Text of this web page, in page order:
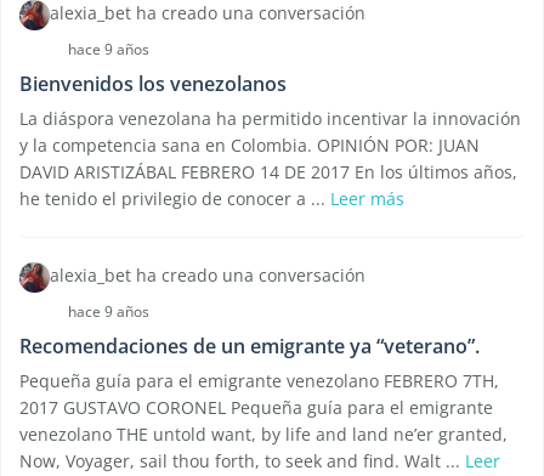
alexia_bet ha creado una conversación
hace 9 años
Bienvenidos los venezolanos
La diáspora venezolana ha permitido incentivar la innovación
y la competencia sana en Colombia. OPINIÓN POR: JUAN
DAVID ARISTIZÁBAL FEBRERO 14 DE 2017 En los últimos años,
he tenido el privilegio de conocer a ... Leer más
alexia_bet ha creado una conversación
hace 9 años
Recomendaciones de un emigrante ya “veterano”.
Pequeña guía para el emigrante venezolano FEBRERO 7TH,
2017 GUSTAVO CORONEL Pequeña guía para el emigrante
venezolano THE untold want, by life and land ne’er granted,
Now, Voyager, sail thou forth, to seek and find. Walt ... Leer